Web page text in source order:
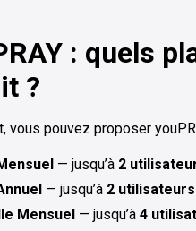
: quels
?
vous pouvez proposer
— jusqu’à 2
— jusqu’à 2
Mensuel — jusqu’à 4